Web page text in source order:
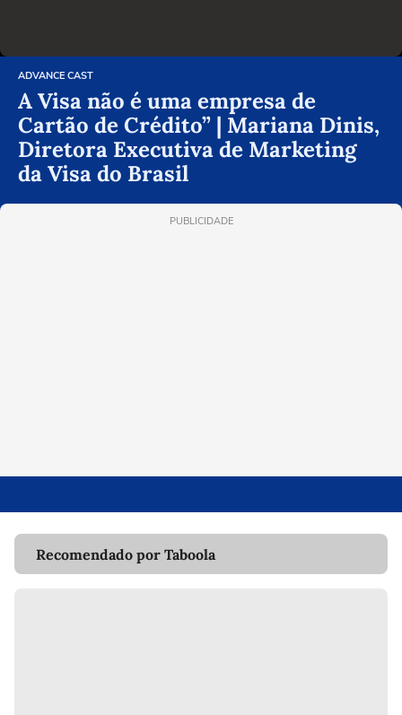
ADVANCE CAST
A Visa não é uma empresa de
Cartão de Crédito” | Mariana Dinis,
Diretora Executiva de Marketing
da Visa do Brasil
PUBLICIDADE
Recomendado por Taboola